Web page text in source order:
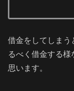
借金をしてしまう
るべく借金する
思います。